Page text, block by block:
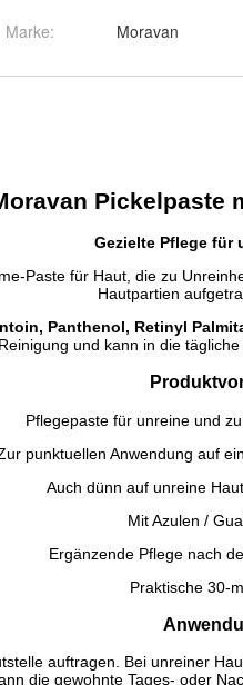
Marke: Moravan